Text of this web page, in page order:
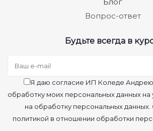
Вопрос-ответ
Будьте всегда в
Я даю согласие ИП Коледе
обработку моих персональных данных на
на обработку персональных
политикой в отношении обработки